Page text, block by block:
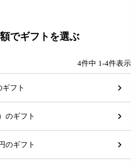
でギフトを選ぶ
4件中 1-4件表示
フト
のギフト
のギフト